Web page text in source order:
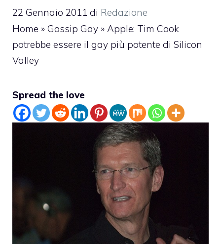
22 Gennaio 2011 di Redazione
Home » Gossip Gay » Apple: Tim Cook
potrebbe essere il gay più potente di Silicon
Valley
Spread the love